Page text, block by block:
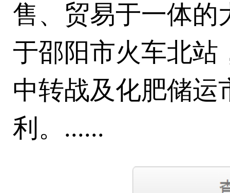
售、贸易于一体的
于邵阳市火车北站
中转战及化肥储运
利。......